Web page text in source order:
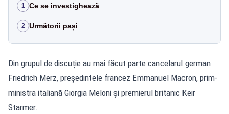
1 Ce se investighează
2 Următorii pași
Din grupul de discuție au mai făcut parte cancelarul german
Friedrich Merz, președintele francez Emmanuel Macron, prim-
ministra italiană Giorgia Meloni și premierul britanic Keir
Starmer.